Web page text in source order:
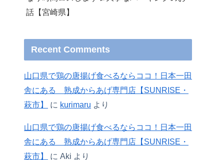
話【宮崎県】
Recent Comments
山口県で鶏の唐揚げ食べるならココ！日本一田
舎にある 熟成からあげ専門店【SUNRISE・
萩市】
に kurimaru より
山口県で鶏の唐揚げ食べるならココ！日本一田
舎にある 熟成からあげ専門店【SUNRISE・
萩市】
に Aki より